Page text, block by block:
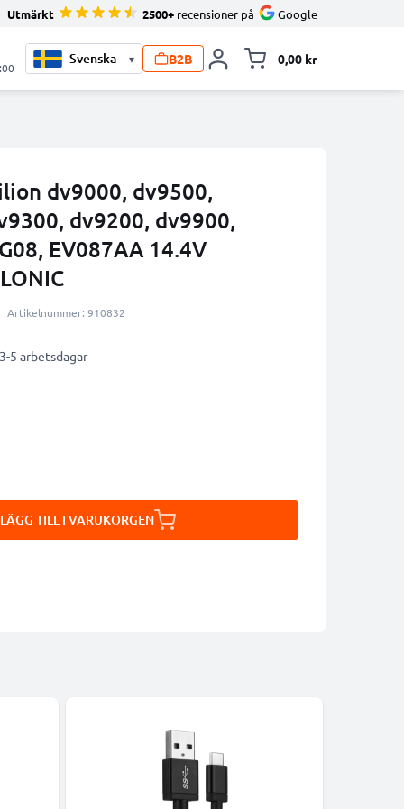
Utmärkt 2500+ recensioner på Google
▾ B2B 0,00 kr
dv9000, dv9500,
dv9200, dv9900,
EV087AA 14.4V
Artikelnummer: 910832
5 arbetsdagar
LÄGG TILL I VARUKORGEN